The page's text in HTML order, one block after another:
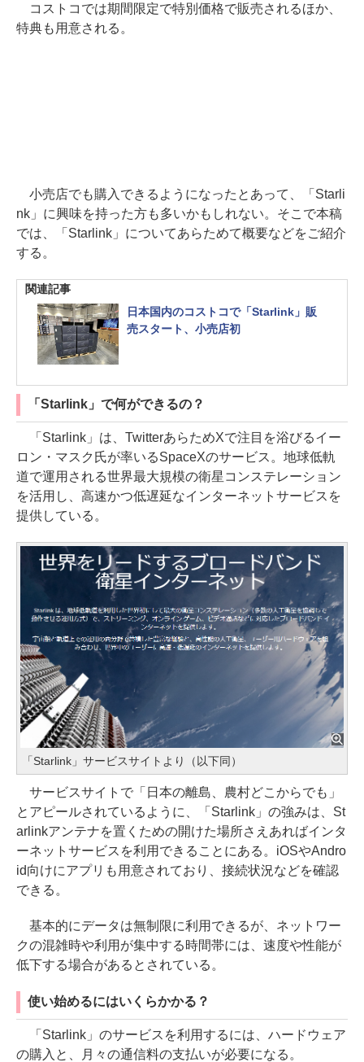
コストコでは期間限定で特別価格で販売されるほか、
特典も用意される。
小売店でも購入できるようになったとあって、「Starli
nk」に興味を持った方も多いかもしれない。そこで本稿
では、「Starlink」についてあらためて概要などをご紹介
する。
関連記事
日本国内のコストコで「Starlink」販
売スタート、小売店初
「Starlink」で何ができるの？
「Starlink」は、TwitterあらためXで注目を浴びるイー
ロン・マスク氏が率いるSpaceXのサービス。地球低軌
道で運用される世界最大規模の衛星コンステレーション
を活用し、高速かつ低遅延なインターネットサービスを
提供している。
「Starlink」サービスサイトより（以下同）
サービスサイトで「日本の離島、農村どこからでも」
とアピールされているように、「Starlink」の強みは、St
arlinkアンテナを置くための開けた場所さえあればインタ
ーネットサービスを利用できることにある。iOSやAndro
id向けにアプリも用意されており、接続状況などを確認
できる。
基本的にデータは無制限に利用できるが、ネットワー
クの混雑時や利用が集中する時間帯には、速度や性能が
低下する場合があるとされている。
使い始めるにはいくらかかる？
「Starlink」のサービスを利用するには、ハードウェア
の購入と、月々の通信料の支払いが必要になる。